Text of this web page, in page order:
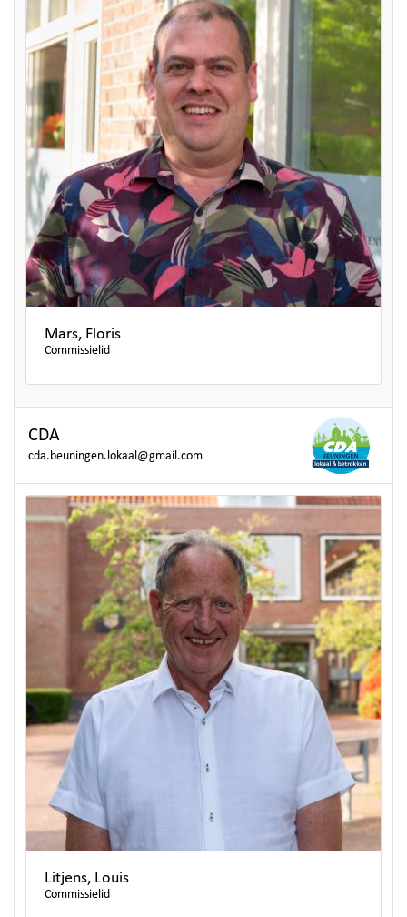
Mars, Floris
Commissielid
CDA
cda.beuningen.lokaal@gmail.com
Litjens, Louis
Commissielid